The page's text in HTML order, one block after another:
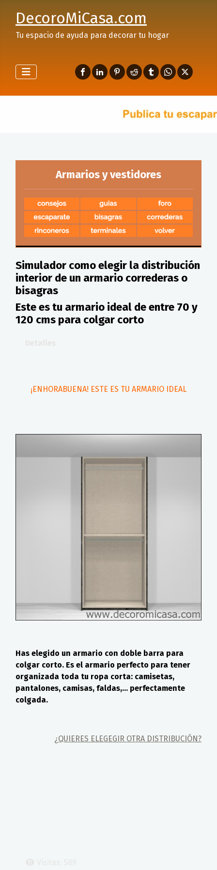
DecoroMiCasa.com
Tu espacio de ayuda para decorar tu hogar
Armarios y vestidores
Simulador como elegir la distribución
interior de un armario correderas o
bisagras
Este es tu armario ideal de entre 70 y
120 cms para colgar corto
¡ENHORABUENA! ESTE ES TU ARMARIO IDEAL
Has elegido un armario con doble barra para
colgar corto. Es el armario perfecto para tener
organizada toda tu ropa corta: camisetas,
pantalones, camisas, faldas,... perfectamente
colgada.
¿QUIERES ELEGEGIR OTRA DISTRIBUCIÓN?